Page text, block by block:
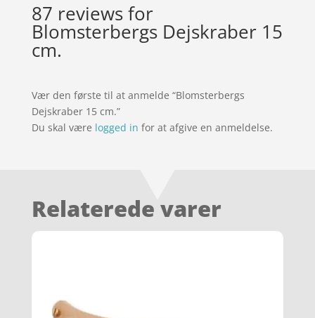
87 reviews for
Blomsterbergs Dejskraber 15
cm.
Vær den første til at anmelde “Blomsterbergs
Dejskraber 15 cm.”
Du skal være logged in for at afgive en anmeldelse.
Relaterede varer